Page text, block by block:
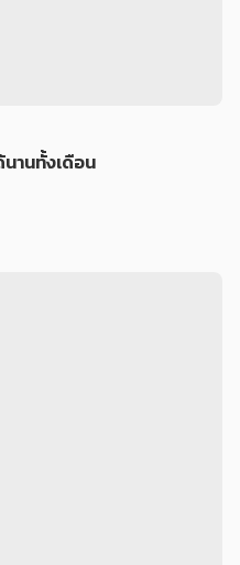
นานทั้งเดือน